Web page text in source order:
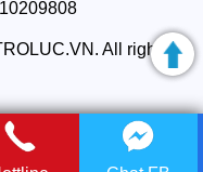
All rights